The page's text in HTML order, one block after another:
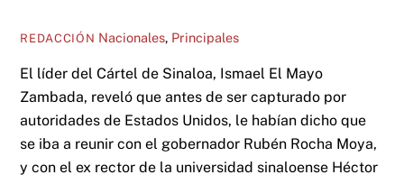
REDACCIÓN Nacionales, Principales
El líder del Cártel de Sinaloa, Ismael El Mayo
Zambada, reveló que antes de ser capturado por
autoridades de Estados Unidos, le habían dicho que
se iba a reunir con el gobernador Rubén Rocha Moya,
y con el ex rector de la universidad sinaloense Héctor